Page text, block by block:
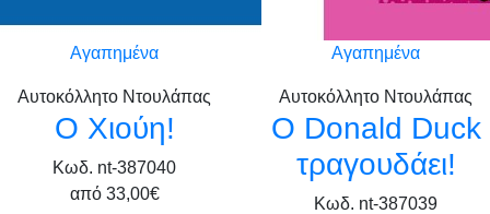
Αγαπημένα
Αυτοκόλλητο Ντουλάπας
Ο Χιούη!
Κωδ. nt-387040
από 33,00€
Αγαπημένα
Αυτοκόλλητο Ντουλάπας
Ο Donald Duck
τραγουδάει!
Κωδ. nt-387039